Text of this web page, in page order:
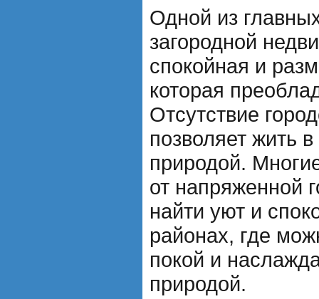
Одной из
загородной
спокойная и
которая
Отсутствие
позволяет жить
природой.
от напряженной
найти уют и
районах, где
покой и
природой.